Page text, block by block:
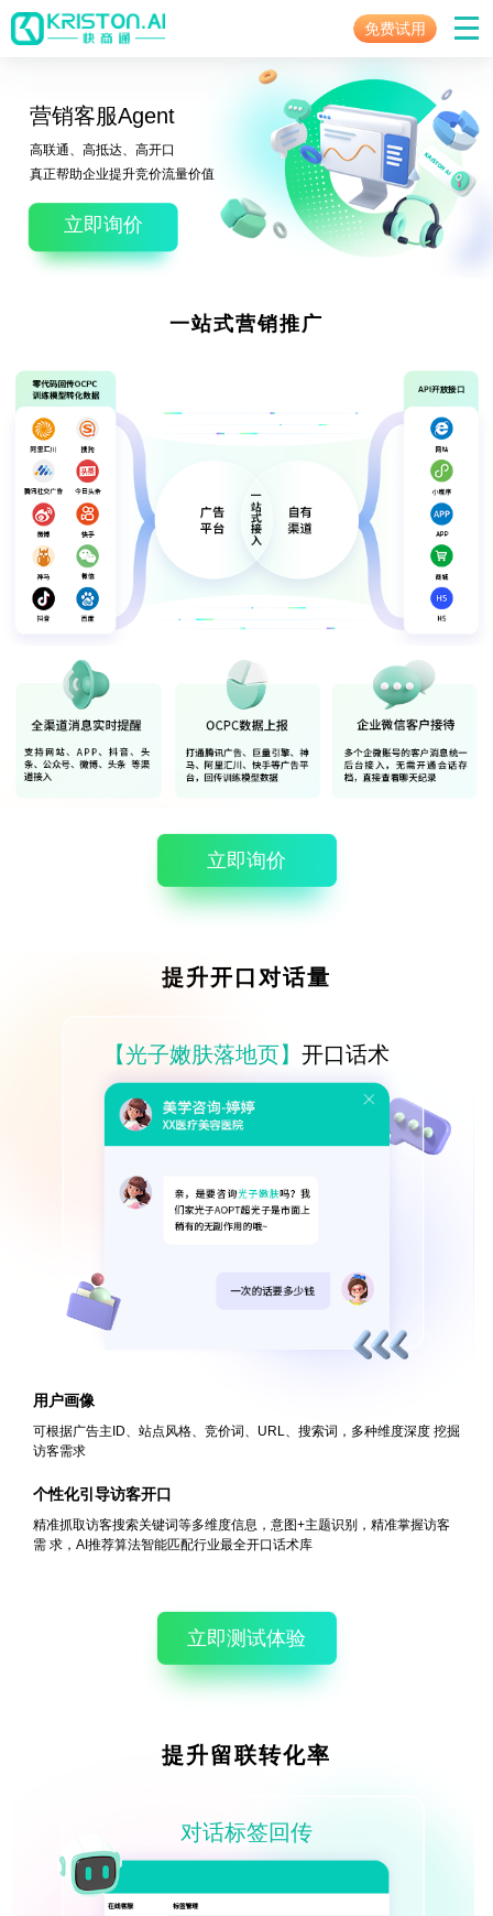
免费试用
营销客服Agent
高联通、高抵达、高开口
真正帮助企业提升竞价流量价值
立即询价
一站式营销推广
立即询价
提升开口对话量
【光子嫩肤落地页】 开口话术
用户画像
可根据广告主ID、站点风格、竞价词、URL、搜索词，多种维度深度 挖掘
访客需求
个性化引导访客开口
精准抓取访客搜索关键词等多维度信息，意图+主题识别，精准掌握访客
需 求，AI推荐算法智能匹配行业最全开口话术库
立即测试体验
提升留联转化率
对话标签回传